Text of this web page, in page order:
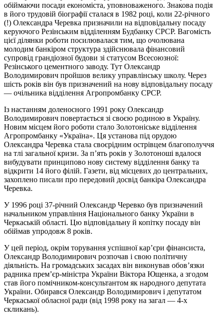
обіймаючи посади економіста, уповноваженого. Знакова подія
в його трудовій біографії сталася в 1982 році, коли 22-річного
(!) Олександра Черевка призначили на відповідальну посаду
керуючого Резінським відділенням Будбанку СРСР. Вагомість
цієї ділянки роботи посилювалася тим, що очолювана
молодим банкіром структура здійснювала фінансовий
супровід грандіозної будови зі статусом Всесоюзної:
Резінського цементного заводу. Тут Олександр
Володимирович пройшов велику управлінську школу. Через
шість років він був призначений на нову відповідальну посаду
— очільника відділення Агропромбанку СРСР.
Із настанням доленосного 1991 року Олександр
Володимирович повертається зі своєю родиною в Україну.
Новим місцем його роботи стало Золотоніське відділення
Агропромбанку «Україна». Ця установа під орудою
Олександра Черевка стала своєрідним острівцем благополуччя
на тлі загальної кризи. За п’ять років у Золотоноші вдалося
вибудувати принципово нову систему відділення банку та
відкрити 14 його філій. Газети, від місцевих до центральних,
захоплено писали про передовий досвід банкіра Олександра
Черевка.
У 1996 році 37-річний Олександр Черевко був призначений
начальником управління Національного банку України в
Черкаській області. Цю відповідальну й копітку посаду він
обіймав упродовж 8 років.
У цей період, окрім торування успішної кар’єри фінансиста,
Олександр Володимирович розпочав і свою політичну
діяльність. На громадських засадах він виконував обов’язки
радника прем’єр-міністра України Віктора Ющенка, а згодом
став його помічником-консультантом як народного депутата
України. Обирався Олександр Володимирович і депутатом
Черкаської обласної ради (від 1998 року на загал — 4-х
скликань).